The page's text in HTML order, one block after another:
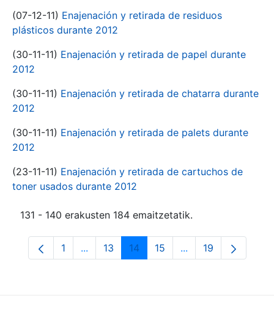
(07-12-11) Enajenación y retirada de residuos
plásticos durante 2012
(30-11-11) Enajenación y retirada de papel durante
2012
(30-11-11) Enajenación y retirada de chatarra durante
2012
(30-11-11) Enajenación y retirada de palets durante
2012
(23-11-11) Enajenación y retirada de cartuchos de
toner usados durante 2012
131 - 140 erakusten 184 emaitzetatik.
Orrialdea
1 ...Intermediate Pages Use TAB to navigate.
Orrialdea
13 Orrialdea
14 Orrialdea
15 ...Intermediate
Orrialdea
19